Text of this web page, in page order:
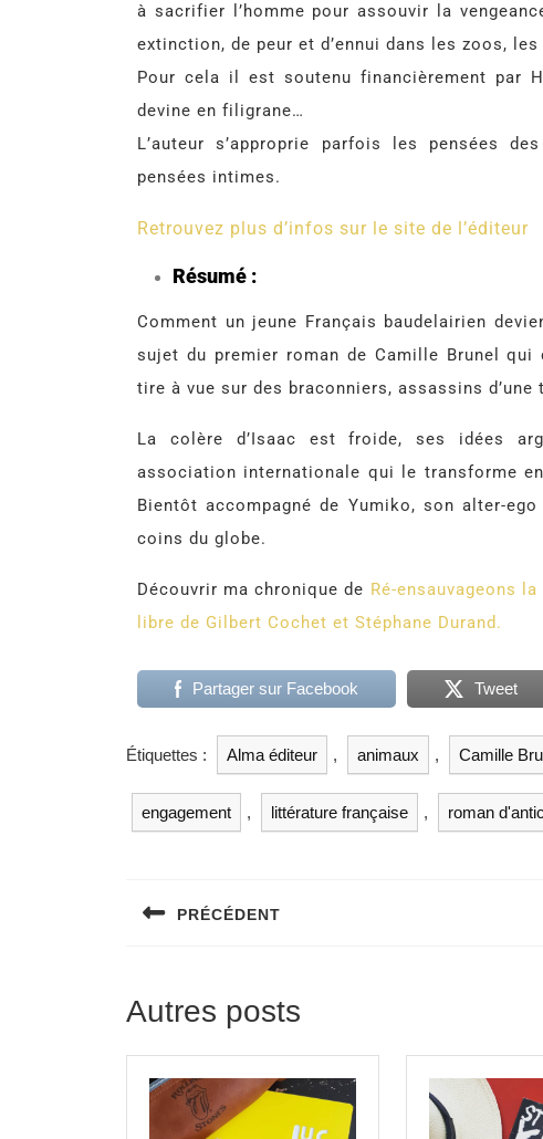
à sacrifier l’homme pour assouvir la
extinction, de peur et d’ennui dans les zoos,
Pour cela il est soutenu financièrement par
devine en filigrane…
L’auteur s’approprie parfois les pensées
pensées intimes.
Retrouvez plus d’infos sur le site de l’éditeur
Résumé :
Comment un jeune Français baudelairien
sujet du premier roman de Camille Brunel qui
tire à vue sur des braconniers, assassins
La colère d’Isaac est froide, ses idées
association internationale qui le transforme
Bientôt accompagné de Yumiko, son alter-
coins du globe.
Découvrir ma chronique de Ré-ensauvageons
libre de Gilbert Cochet et Stéphane Durand.
Partager sur Facebook Tweet
Étiquettes : Alma éditeur , animaux , Camille
engagement , littérature française , roman
PRÉCÉDENT
Autres posts